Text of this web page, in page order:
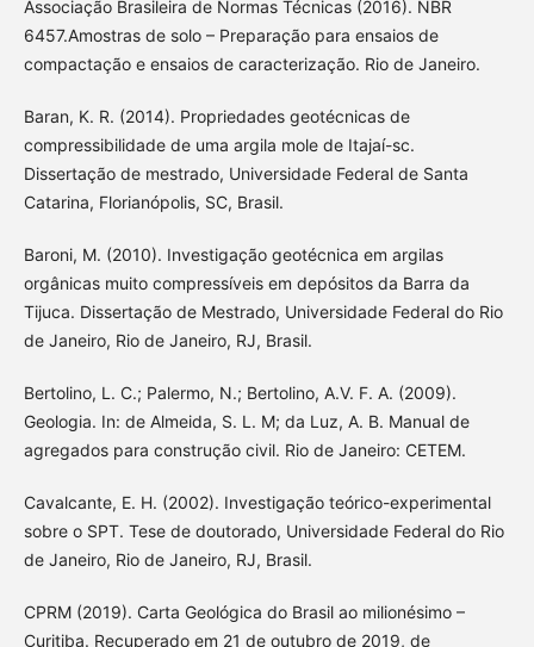
Associação Brasileira de Normas Técnicas (2016). NBR
6457.Amostras de solo – Preparação para ensaios de
compactação e ensaios de caracterização. Rio de Janeiro.
Baran, K. R. (2014). Propriedades geotécnicas de
compressibilidade de uma argila mole de Itajaí-sc.
Dissertação de mestrado, Universidade Federal de Santa
Catarina, Florianópolis, SC, Brasil.
Baroni, M. (2010). Investigação geotécnica em argilas
orgânicas muito compressíveis em depósitos da Barra da
Tijuca. Dissertação de Mestrado, Universidade Federal do Rio
de Janeiro, Rio de Janeiro, RJ, Brasil.
Bertolino, L. C.; Palermo, N.; Bertolino, A.V. F. A. (2009).
Geologia. In: de Almeida, S. L. M; da Luz, A. B. Manual de
agregados para construção civil. Rio de Janeiro: CETEM.
Cavalcante, E. H. (2002). Investigação teórico-experimental
sobre o SPT. Tese de doutorado, Universidade Federal do Rio
de Janeiro, Rio de Janeiro, RJ, Brasil.
CPRM (2019). Carta Geológica do Brasil ao milionésimo –
Curitiba. Recuperado em 21 de outubro de 2019, de